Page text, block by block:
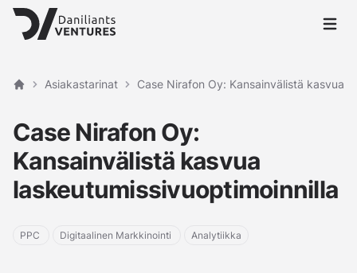
Avaa
Etusivu
Asiakastarinat Case Nirafon Oy: Kansainvälistä kasvua
Case Nirafon Oy:
Kansainvälistä kasvua
laskeutumissivuoptimoinnilla
PPC Digitaalinen Markkinointi Analytiikka